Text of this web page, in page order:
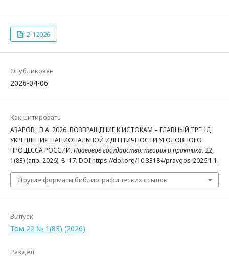
2-12026
Опубликован
2026-04-06
Как цитировать
АЗАРОВ , В.А. 2026. ВОЗВРАЩЕНИЕ К ИСТОКАМ – ГЛАВНЫЙ ТРЕНД
УКРЕПЛЕНИЯ НАЦИОНАЛЬНОЙ ИДЕНТИЧНОСТИ УГОЛОВНОГО
ПРОЦЕССА РОССИИ. Правовое государство: теория и практика. 22,
1(83) (апр. 2026), 8–17. DOI:https://doi.org/10.33184/pravgos-2026.1.1.
Другие форматы библиографических ссылок
Выпуск
Том 22 № 1(83) (2026)
Раздел